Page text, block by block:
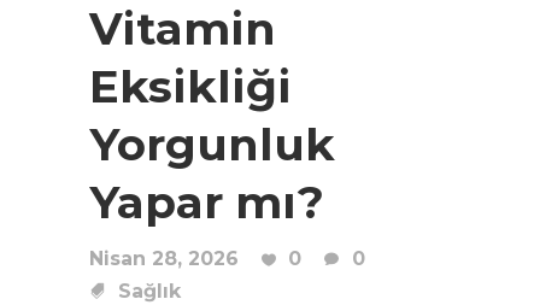
Vitamin
Eksikliği
Yorgunluk
Yapar mı?
Nisan 28, 2026 0
0
Sağlık